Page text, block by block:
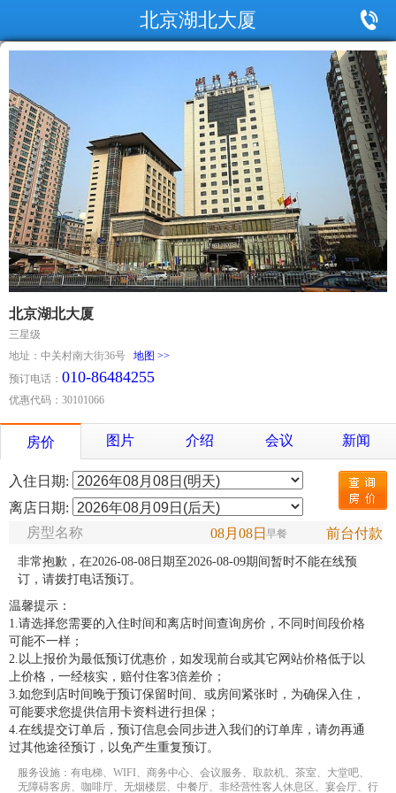
北京湖北大厦
北京湖北大厦
三星级
地址：中关村南大街36号 地图 >>
预订电话： 010-86484255
优惠代码：30101066
房价 图片 介绍 会议 新闻
入住日期:
离店日期:
08月08日早餐 前台付款
房型名称
非常抱歉，在2026-08-08日期至2026-08-09期间暂时不能在线预
订，请拨打电话预订。
温馨提示：
1.请选择您需要的入住时间和离店时间查询房价，不同时间段价格
可能不一样；
2.以上报价为最低预订优惠价，如发现前台或其它网站价格低于以
上价格，一经核实，赔付住客3倍差价；
3.如您到店时间晚于预订保留时间、或房间紧张时，为确保入住，
可能要求您提供信用卡资料进行担保；
4.在线提交订单后，预订信息会同步进入我们的订单库，请勿再通
过其他途径预订，以免产生重复预订。
服务设施：有电梯、WIFI、商务中心、会议服务、取款机、茶室、大堂吧、
无障碍客房、咖啡厅、无烟楼层、中餐厅、非经营性客人休息区、宴会厅、行